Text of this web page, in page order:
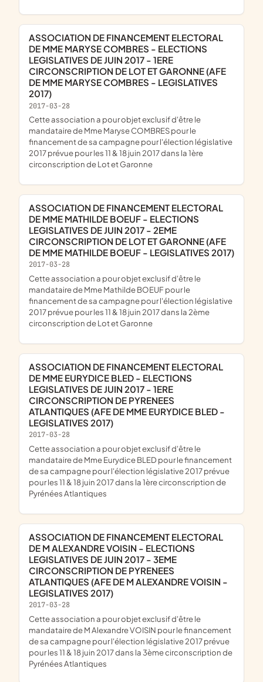
ASSOCIATION DE FINANCEMENT ELECTORAL
DE MME MARYSE COMBRES - ELECTIONS
LEGISLATIVES DE JUIN 2017 - 1ERE
CIRCONSCRIPTION DE LOT ET GARONNE (AFE
DE MME MARYSE COMBRES - LEGISLATIVES
2017)
2017-03-28
cette association a pour objet exclusif d'être le
mandataire de Mme Maryse COMBRES pour le
financement de sa campagne pour l'élection législative
2017 prévue pour les 11 & 18 juin 2017 dans la 1ère
circonscription de Lot et Garonne
ASSOCIATION DE FINANCEMENT ELECTORAL
DE MME MATHILDE BOEUF - ELECTIONS
LEGISLATIVES DE JUIN 2017 - 2EME
CIRCONSCRIPTION DE LOT ET GARONNE (AFE
DE MME MATHILDE BOEUF - LEGISLATIVES 2017)
2017-03-28
cette association a pour objet exclusif d'être le
mandataire de Mme Mathilde BOEUF pour le
financement de sa campagne pour l'élection législative
2017 prévue pour les 11 & 18 juin 2017 dans la 2ème
circonscription de Lot et Garonne
ASSOCIATION DE FINANCEMENT ELECTORAL
DE MME EURYDICE BLED - ELECTIONS
LEGISLATIVES DE JUIN 2017 - 1ERE
CIRCONSCRIPTION DE PYRENEES
ATLANTIQUES (AFE DE MME EURYDICE BLED -
LEGISLATIVES 2017)
2017-03-28
cette association a pour objet exclusif d'être le
mandataire de Mme Eurydice BLED pour le financement
de sa campagne pour l'élection législative 2017 prévue
pour les 11 & 18 juin 2017 dans la 1ère circonscription de
Pyrénées Atlantiques
ASSOCIATION DE FINANCEMENT ELECTORAL
DE M ALEXANDRE VOISIN - ELECTIONS
LEGISLATIVES DE JUIN 2017 - 3EME
CIRCONSCRIPTION DE PYRENEES
ATLANTIQUES (AFE DE M ALEXANDRE VOISIN -
LEGISLATIVES 2017)
2017-03-28
cette association a pour objet exclusif d'être le
mandataire de M Alexandre VOISIN pour le financement
de sa campagne pour l'élection législative 2017 prévue
pour les 11 & 18 juin 2017 dans la 3ème circonscription de
Pyrénées Atlantiques